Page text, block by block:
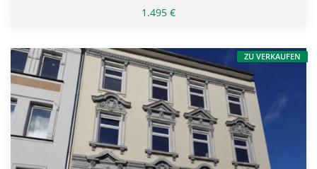
1.495 €
ZU VERKAUFEN